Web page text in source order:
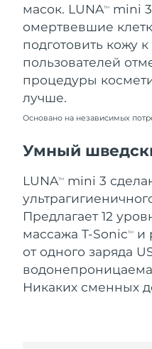
масок. LUNATM
mini
омертвевшие
подготовить кожу к
пользователей
процедуры
лучше.
Основано на независимых
Умный
LUNATM
mini 3
Предлагает 12
массажа T-SonicTM
и
от одного заряда
Никаких сменных
Словакия
Словения
Южно-Африканская
Испания
Швеция
Швейцария